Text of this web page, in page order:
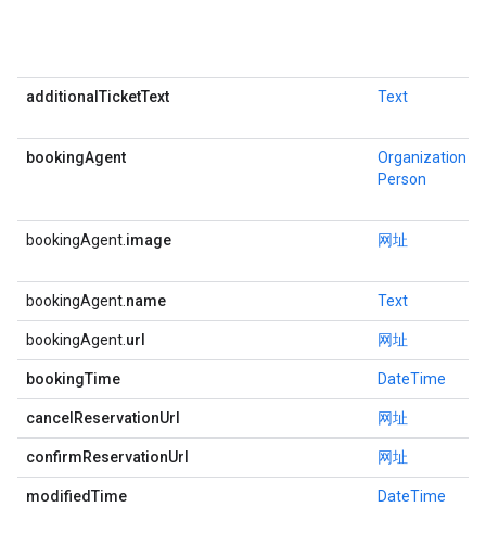
additionalTicketText Text
bookingAgent Organization
Person
bookingAgent. image 网址
bookingAgent. name Text
bookingAgent. url 网址
bookingTime DateTime
cancelReservationUrl 网址
confirmReservationUrl 网址
modifiedTime DateTime